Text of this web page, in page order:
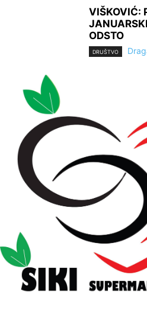
VIŠKOVIĆ:
ODSTO
DRUŠTVO